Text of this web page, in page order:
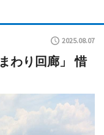
2025.08.07
わり回廊」 惜